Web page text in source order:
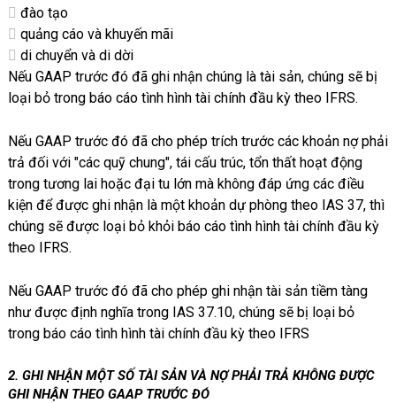
đào tạo
quảng cáo và khuyến mãi
di chuyển và di dời
Nếu GAAP trước đó đã ghi nhận chúng là tài sản, chúng sẽ bị
loại bỏ trong báo cáo tình hình tài chính đầu kỳ theo IFRS.
Nếu GAAP trước đó đã cho phép trích trước các khoản nợ phải
trả đối với "các quỹ chung", tái cấu trúc, tổn thất hoạt động
trong tương lai hoặc đại tu lớn mà không đáp ứng các điều
kiện để được ghi nhận là một khoản dự phòng theo IAS 37, thì
chúng sẽ được loại bỏ khỏi báo cáo tình hình tài chính đầu kỳ
theo IFRS.
Nếu GAAP trước đó đã cho phép ghi nhận tài sản tiềm tàng
như được định nghĩa trong IAS 37.10, chúng sẽ bị loại bỏ
trong báo cáo tình hình tài chính đầu kỳ theo IFRS
2. GHI NHẬN MỘT SỐ TÀI SẢN VÀ NỢ PHẢI TRẢ KHÔNG ĐƯỢC
GHI NHẬN THEO GAAP TRƯỚC ĐÓ